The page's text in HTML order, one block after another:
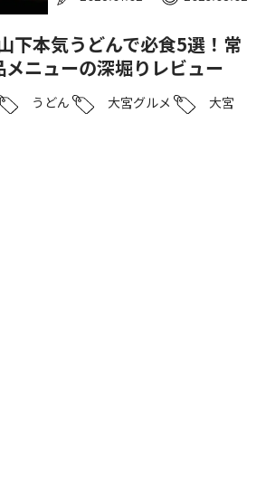
下本気うどんで必食5選！常
ニューの深堀りレビュー
うどん 大宮グルメ
大宮